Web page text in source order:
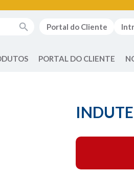
Portal do Cliente
PORTAL DO CLIENTE